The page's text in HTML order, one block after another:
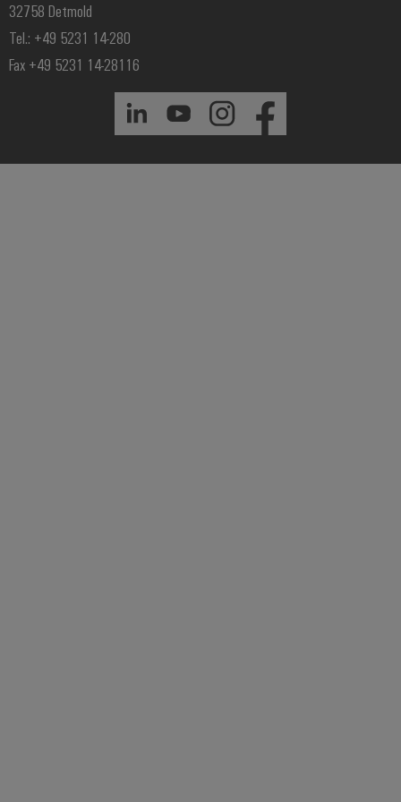
32758 Detmold
Tel.: +49 5231 14-280
Fax +49 5231 14-28116